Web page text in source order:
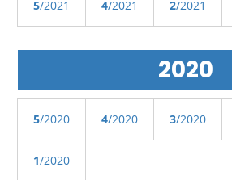
5/2021 4/2021 2/2021
2020
5/2020 4/2020 3/2020
1/2020